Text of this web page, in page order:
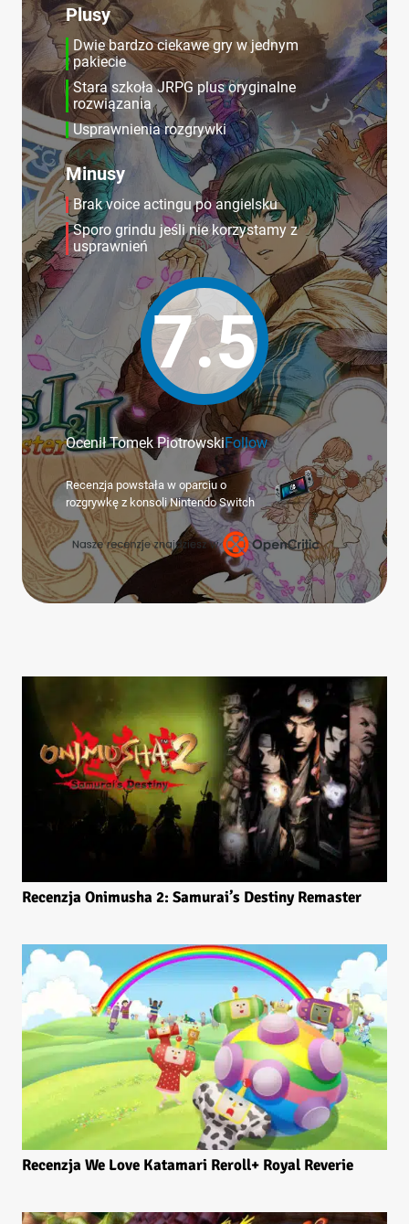
Plusy
Dwie bardzo ciekawe gry w jednym
pakiecie
Stara szkoła JRPG plus oryginalne
rozwiązania
Usprawnienia rozgrywki
Minusy
Brak voice actingu po angielsku
Sporo grindu jeśli nie korzystamy z
usprawnień
7.5
Ocenił Tomek PiotrowskiFollow
Recenzja powstała w oparciu o
rozgrywkę z konsoli Nintendo Switch
Recenzja Onimusha 2: Samurai’s Destiny Remaster
Recenzja We Love Katamari Reroll+ Royal Reverie